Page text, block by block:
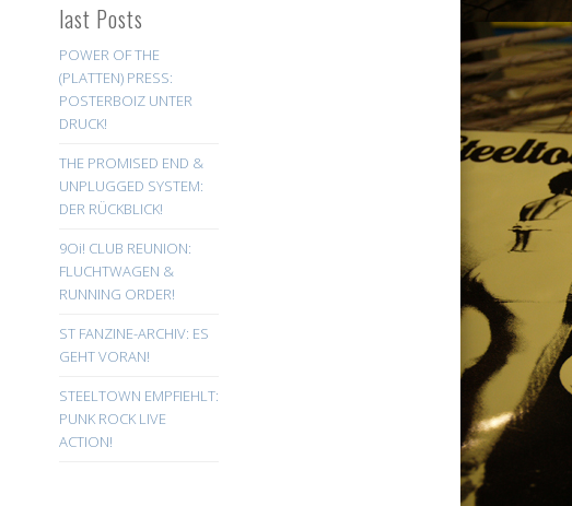
last Posts
POWER OF THE
(PLATTEN) PRESS:
POSTERBOIZ UNTER
DRUCK!
THE PROMISED END &
UNPLUGGED SYSTEM:
DER RÜCKBLICK!
9Oi! CLUB REUNION:
FLUCHTWAGEN &
RUNNING ORDER!
ST FANZINE-ARCHIV: ES
GEHT VORAN!
STEELTOWN EMPFIEHLT:
PUNK ROCK LIVE
ACTION!